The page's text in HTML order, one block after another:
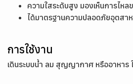
ความใสระดับสูง มองเห็นการไหล
ได้มาตรฐานความปลอดภัยอุตสา
การใช้งาน
เดินระบบน้ำ ลม สุญญากาศ หรืออาหาร